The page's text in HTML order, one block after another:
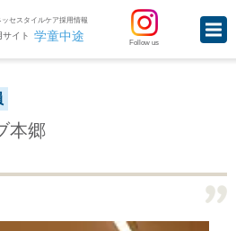
セスタイルケア採用情報
サイト 学童中途 Follow us
本郷